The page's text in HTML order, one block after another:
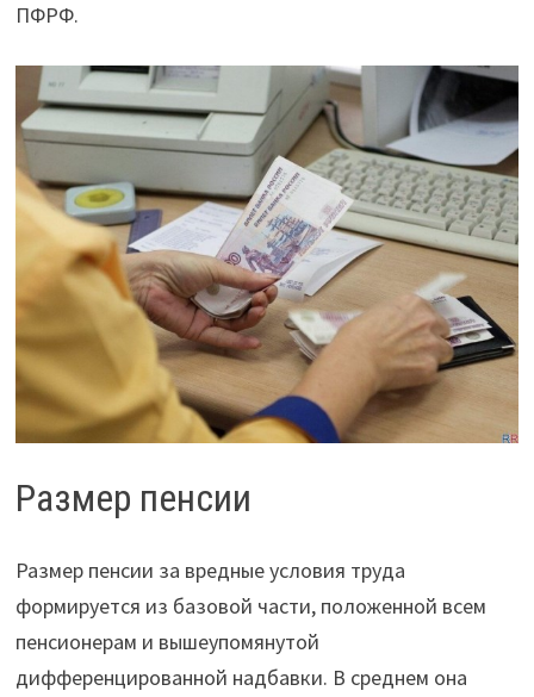
ПФРФ.
Размер пенсии
Размер пенсии за вредные условия труда
формируется из базовой части, положенной всем
пенсионерам и вышеупомянутой
дифференцированной надбавки. В среднем она